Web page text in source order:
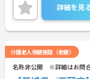
詳細を見
介護老人保健施設（老健）
名称非公開 ※詳細はお問